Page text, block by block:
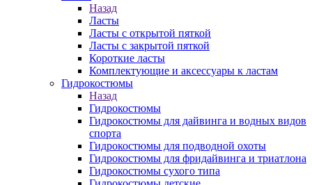
Назад
Ласты
Ласты с открытой пяткой
Ласты с закрытой пяткой
Короткие ласты
Комплектующие и аксессуары к ластам
Гидрокостюмы
Назад
Гидрокостюмы
Гидрокостюмы для дайвинга и водных видов
спорта
Гидрокостюмы для подводной охоты
Гидрокостюмы для фридайвинга и триатлона
Гидрокостюмы сухого типа